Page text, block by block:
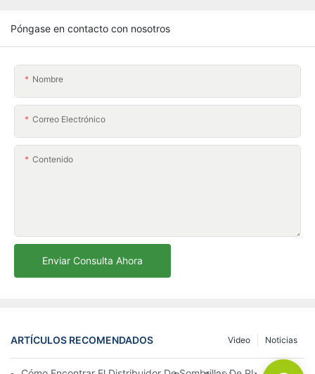
Póngase en contacto con nosotros
Nombre
Correo Electrónico
Contenido
Enviar Consulta Ahora
ARTÍCULOS RECOMENDADOS Noticias
Video